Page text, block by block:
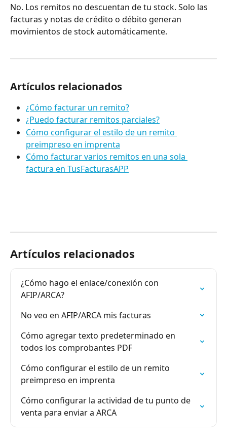
No. Los remitos no descuentan de tu stock. Solo las
facturas y notas de crédito o débito generan
movimientos de stock automáticamente.
Artículos relacionados
¿Cómo facturar un remito?
¿Puedo facturar remitos parciales?
Cómo configurar el estilo de un remito
preimpreso en imprenta
Cómo facturar varios remitos en una sola
factura en TusFacturasAPP
Artículos relacionados
¿Cómo hago el enlace/conexión con
AFIP/ARCA?
No veo en AFIP/ARCA mis facturas
Cómo agregar texto predeterminado en
todos los comprobantes PDF
Cómo configurar el estilo de un remito
preimpreso en imprenta
Cómo configurar la actividad de tu punto de
venta para enviar a ARCA